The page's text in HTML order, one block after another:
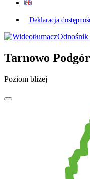
Deklaracja
Odnośnik
Tarnowo
Poziom bliżej